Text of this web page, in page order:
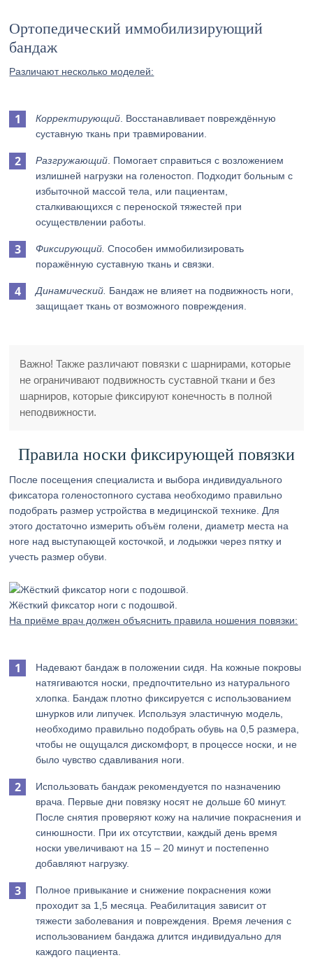
Ортопедический иммобилизирующий
бандаж
Различают несколько моделей:
Корректирующий . Восстанавливает повреждённую
суставную ткань при травмировании.
Разгружающий . Помогает справиться с возложением
излишней нагрузки на голеностоп. Подходит больным с
избыточной массой тела, или пациентам,
сталкивающихся с переноской тяжестей при
осуществлении работы.
Фиксирующий. Способен иммобилизировать
поражённую суставную ткань и связки.
Динамический. Бандаж не влияет на подвижность ноги,
защищает ткань от возможного повреждения.
Важно! Также различают повязки с шарнирами, которые
не ограничивают подвижность суставной ткани и без
шарниров, которые фиксируют конечность в полной
неподвижности.
Правила носки фиксирующей повязки
После посещения специалиста и выбора индивидуального
фиксатора голеностопного сустава необходимо правильно
подобрать размер устройства в медицинской технике. Для
этого достаточно измерить объём голени, диаметр места на
ноге над выступающей косточкой, и лодыжки через пятку и
учесть размер обуви.
Жёсткий фиксатор ноги с подошвой.
На приёме врач должен объяснить правила ношения повязки:
Надевают бандаж в положении сидя. На кожные покровы
натягиваются носки, предпочтительно из натурального
хлопка. Бандаж плотно фиксируется с использованием
шнурков или липучек. Используя эластичную модель,
необходимо правильно подобрать обувь на 0,5 размера,
чтобы не ощущался дискомфорт, в процессе носки, и не
было чувство сдавливания ноги.
Использовать бандаж рекомендуется по назначению
врача. Первые дни повязку носят не дольше 60 минут.
После снятия проверяют кожу на наличие покраснения и
синюшности. При их отсутствии, каждый день время
носки увеличивают на 15 – 20 минут и постепенно
добавляют нагрузку.
Полное привыкание и снижение покраснения кожи
проходит за 1,5 месяца. Реабилитация зависит от
тяжести заболевания и повреждения. Время лечения с
использованием бандажа длится индивидуально для
каждого пациента.